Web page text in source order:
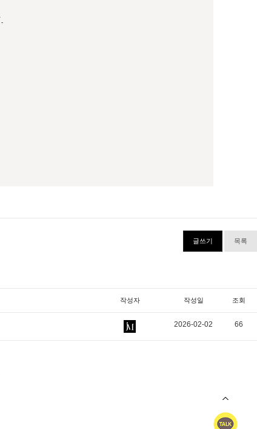
글쓰기 목록
작성자 작성일 조회
2026-02-02 66